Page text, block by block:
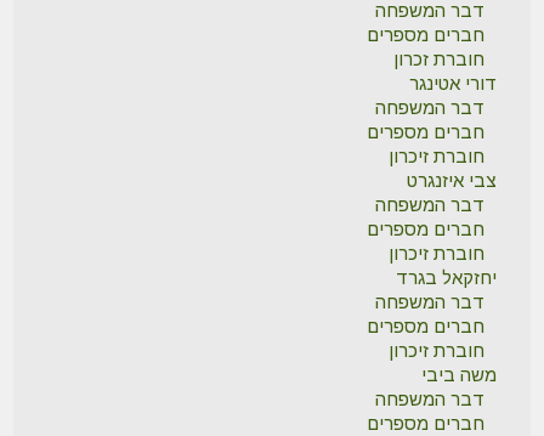
דבר המשפחה
חברים מספרים
חוברת זכרון
דורי אטינגר
דבר המשפחה
חברים מספרים
חוברת זיכרון
צבי איזנגרט
דבר המשפחה
חברים מספרים
חוברת זיכרון
יחזקאל בגרד
דבר המשפחה
חברים מספרים
חוברת זיכרון
משה ביבי
דבר המשפחה
חברים מספרים